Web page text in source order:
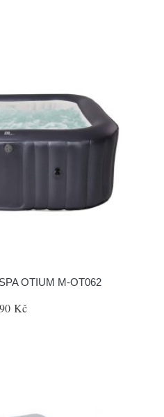
OTIUM M-OT062
Kč